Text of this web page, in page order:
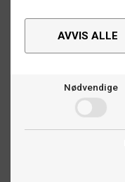
AVVIS ALLE
Nødvendige